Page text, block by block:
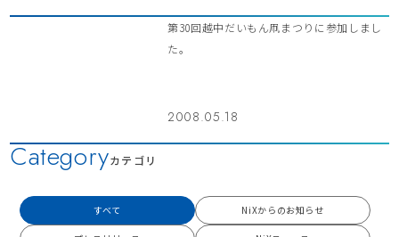
第30回越中だいもん凧まつりに参加しまし
た。
2008.05.18
Categoryカテゴリ
すべて NiXからのお知らせ